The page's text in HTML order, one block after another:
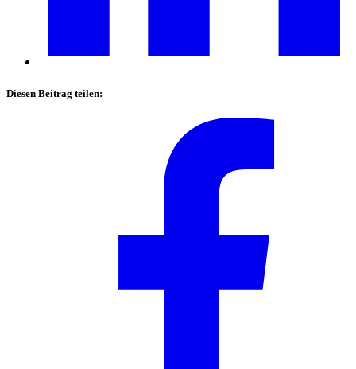
Diesen Beitrag teilen: